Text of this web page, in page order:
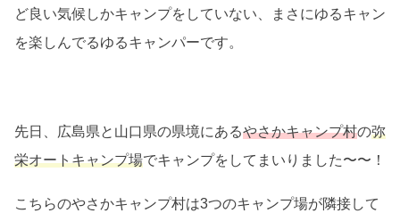
ど良い気候しかキャンプをしていない、まさにゆるキャン
を楽しんでるゆるキャンパーです。
先日、広島県と山口県の県境にあるやさかキャンプ村の弥
栄オートキャンプ場でキャンプをしてまいりました〜〜！
こちらのやさかキャンプ村は3つのキャンプ場が隣接して